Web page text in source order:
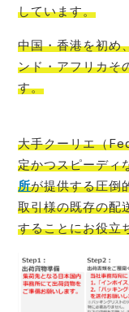
しています。
中国・香港を初め
ンド・アフリカそ
す。
大手クーリエ（
定かつスピーディ
所が提供する圧倒
取引様の既存の配
することにお役立